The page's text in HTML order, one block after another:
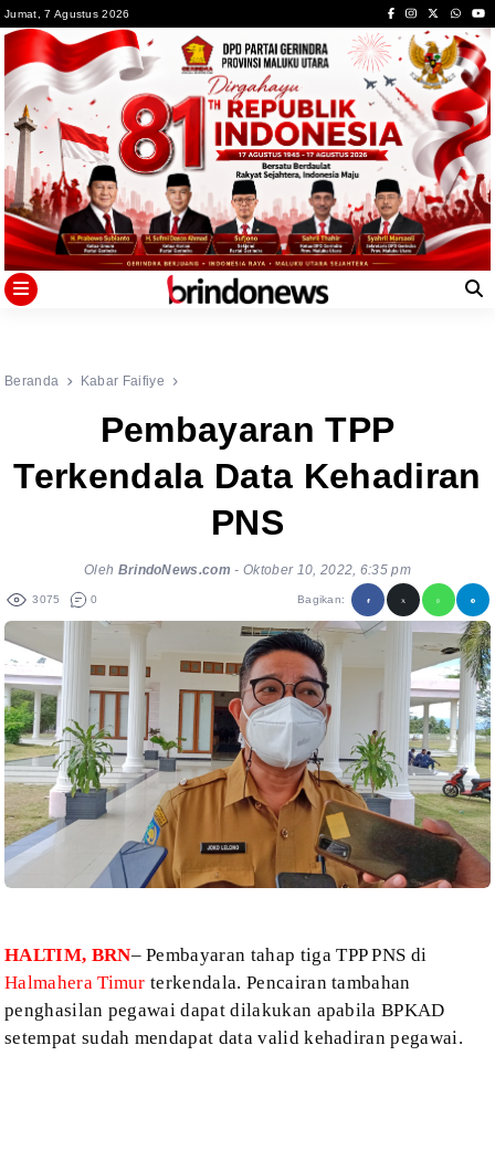
to
content
Jumat, 7 Agustus 2026
Beranda Kabar Faifiye
Pembayaran TPP
Terkendala Data Kehadiran
PNS
Oleh BrindoNews.com -Oktober 10, 2022, 6:35 pm
3075 0 Bagikan:
HALTIM, BRN– Pembayaran tahap tiga TPP PNS di
Halmahera Timur terkendala. Pencairan tambahan
penghasilan pegawai dapat dilakukan apabila BPKAD
setempat sudah mendapat data valid kehadiran pegawai.